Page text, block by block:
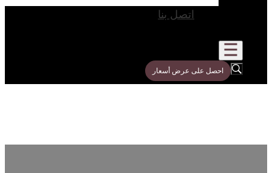
اتصل بنا
احصل على عرض أسعار